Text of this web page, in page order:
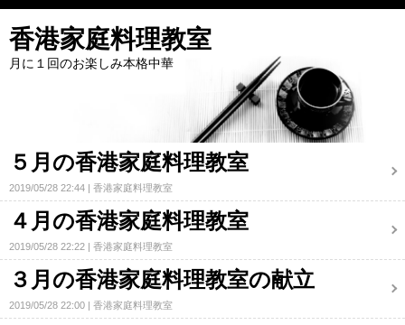
香港家庭料理教室
月に１回のお楽しみ本格中華
５月の香港家庭料理教室
2019/05/28 22:44 香港家庭料理教室
４月の香港家庭料理教室
2019/05/28 22:22 香港家庭料理教室
３月の香港家庭料理教室の献立
2019/05/28 22:00 香港家庭料理教室